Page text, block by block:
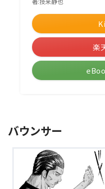
楽
バウンサー